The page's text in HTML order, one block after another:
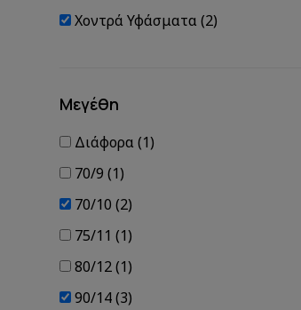
Χοντρά Υφάσματα (2)
Μεγέθη
Διάφορα (1)
70/9 (1)
70/10 (2)
75/11 (1)
80/12 (1)
90/14 (3)